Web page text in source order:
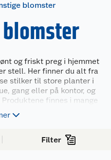
blomster
og friskt preg i hjemmet
stell. Her finner du alt fra
stilker til store planter i
gang eller på kontor, og
finnes i mange
at du enkelt kan skape et
din stil og ditt rom.
Filter